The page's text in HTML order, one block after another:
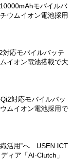
モバイルバ
ウムイオン電池採用
応モバイルバッテ
イオン電池搭載で大
対応モバイルバッ
ムイオン電池採用で
織活用”へ USEN ICT
ィア「AI-Clutch」